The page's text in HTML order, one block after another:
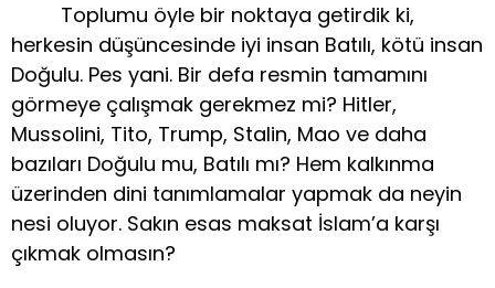
Toplumu öyle bir noktaya getirdik ki,
herkesin düşüncesinde iyi insan Batılı, kötü insan
Doğulu. Pes yani. Bir defa resmin tamamını
görmeye çalışmak gerekmez mi? Hitler,
Mussolini, Tito, Trump, Stalin, Mao ve daha
bazıları Doğulu mu, Batılı mı? Hem kalkınma
üzerinden dini tanımlamalar yapmak da neyin
nesi oluyor. Sakın esas maksat İslam’a karşı
çıkmak olmasın?